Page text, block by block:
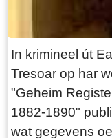
afkomstig van
had namelijk
daarom de
‘Sippenburch’
mogelijkheid is
de Lip, de naam
andere kant
In krimineel út
Tresoar op har
"Geheim
1882-1890"
wat gegevens